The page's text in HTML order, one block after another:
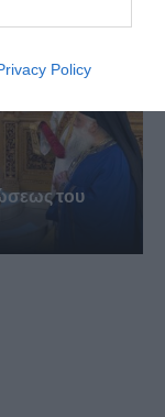
Policy
του